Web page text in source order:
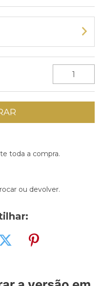
toda a compra.
ou devolver.